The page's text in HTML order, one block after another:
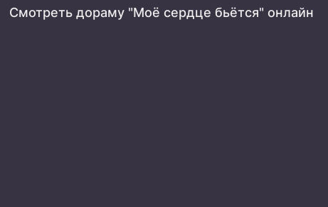
Смотреть дораму "Моё сердце бьётся" онлайн